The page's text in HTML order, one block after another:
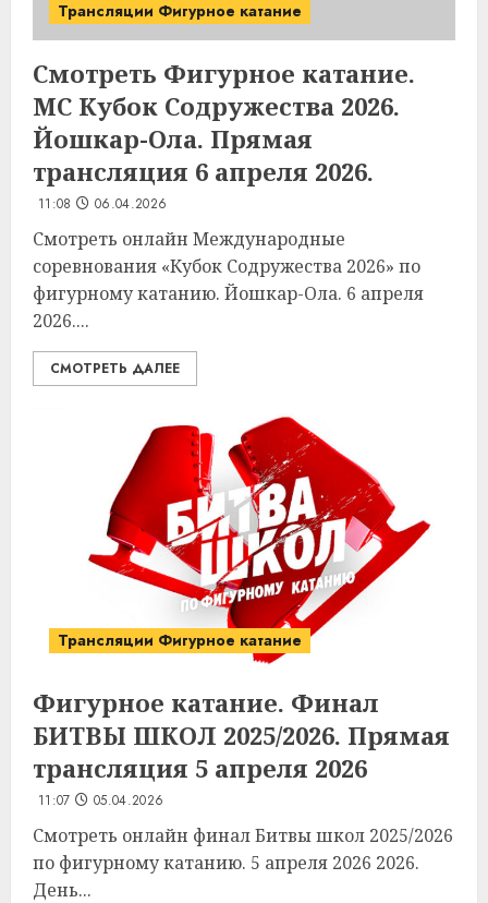
Трансляции Фигурное катание
Смотреть Фигурное катание.
МС Кубок Содружества 2026.
Йошкар-Ола. Прямая
трансляция 6 апреля 2026.
11:08 06.04.2026
Смотреть онлайн Международные
соревнования «Кубок Содружества 2026» по
фигурному катанию. Йошкар-Ола. 6 апреля
2026....
СМОТРЕТЬ ДАЛЕЕ
Трансляции Фигурное катание
Фигурное катание. Финал
БИТВЫ ШКОЛ 2025/2026. Прямая
трансляция 5 апреля 2026
11:07 05.04.2026
Смотреть онлайн финал Битвы школ 2025/2026
по фигурному катанию. 5 апреля 2026 2026.
День...